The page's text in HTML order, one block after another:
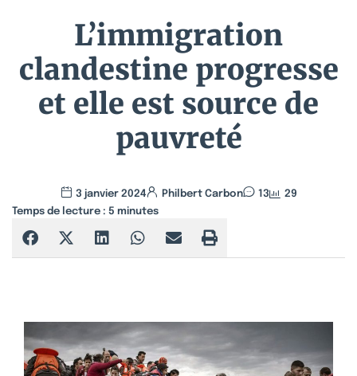
L’immigration
clandestine progresse
et elle est source de
pauvreté
3 janvier 2024 Philbert Carbon 13
29
Temps de lecture : 5 minutes